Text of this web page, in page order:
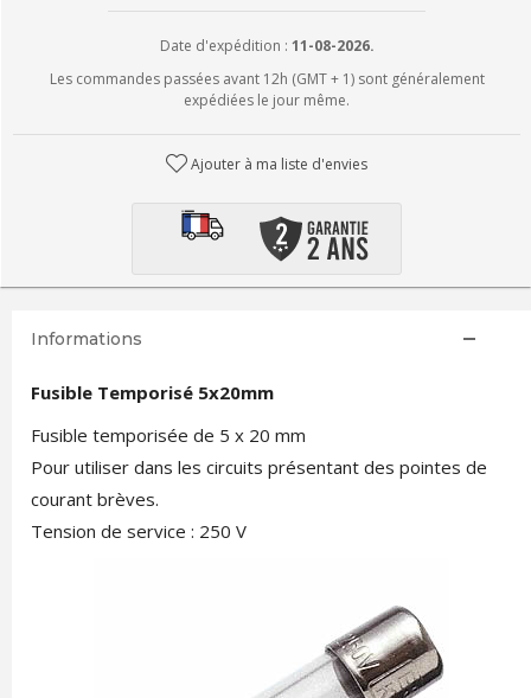
Date d'expédition : 11-08-2026.
Les commandes passées avant 12h (GMT + 1) sont généralement
expédiées le jour même.
Ajouter à ma liste d'envies
Informations
Fusible Temporisé 5x20mm
Fusible temporisée de 5 x 20 mm
Pour utiliser dans les circuits présentant des pointes de
courant brèves.
Tension de service : 250 V